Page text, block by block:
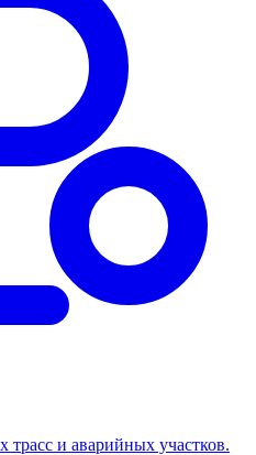
и аварийных участков.